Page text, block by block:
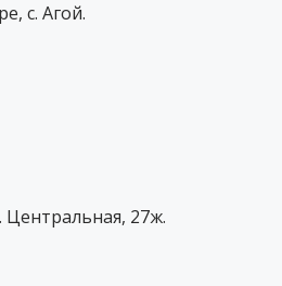
с. Агой.
Центральная, 27ж.